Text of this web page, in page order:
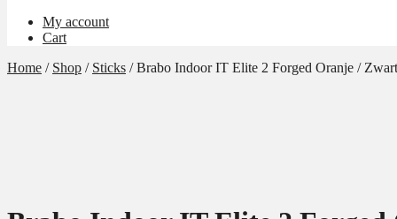
My account
Cart
Home / Shop / Sticks /Brabo Indoor IT Elite 2 Forged Oranje /